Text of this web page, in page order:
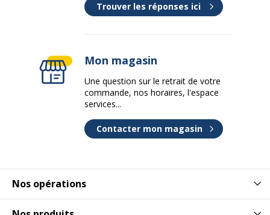
Nos opérations
Trouver les réponses ici
Mon magasin
Une question sur le retrait de votre
commande, nos horaires, l'espace
services...
Contacter mon magasin